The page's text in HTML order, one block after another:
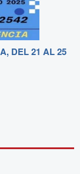
DEL 21 AL 25